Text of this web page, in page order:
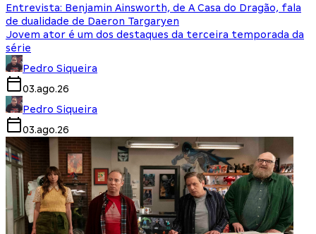
Entrevista: Benjamin Ainsworth, de A Casa do Dragão, fala
de dualidade de Daeron Targaryen
Jovem ator é um dos destaques da terceira temporada da
série
Pedro Siqueira
03.ago.26
Pedro Siqueira
03.ago.26